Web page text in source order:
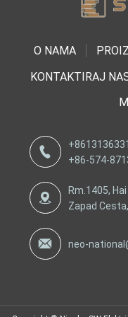
O NAMA
KONTAKTIRAJ
+86-574-
Rm.1405,
Zapad
neo-